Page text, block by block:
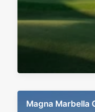
Magna Marbella